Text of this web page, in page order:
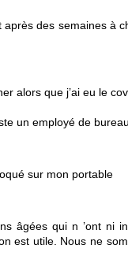
des semaines à
alors que j’ai eu le
un employé de bureau
sur mon portable
âgées qui n ’ont ni
est utile. Nous ne